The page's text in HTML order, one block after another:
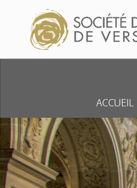
Skip to content
ACCUEIL